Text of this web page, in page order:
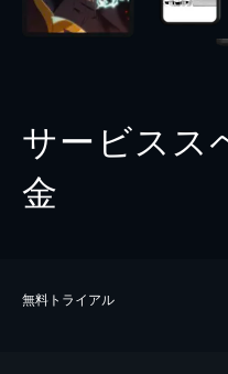
サービスス
金
無料トライアル